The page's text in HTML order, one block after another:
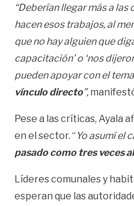
“Deberían llegar más a
hacen esos trabajos, al
que no hay alguien que
capacitación’ o ‘nos
pueden apoyar con el
vínculo directo”,
Pese a las críticas, Ayala
en el sector. “ Yo asumí el
pasado como tres veces
Líderes comunales y
esperan que las